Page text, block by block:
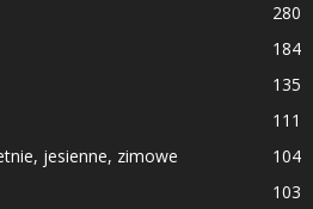
280
184
135
111
jesienne, zimowe
104
103